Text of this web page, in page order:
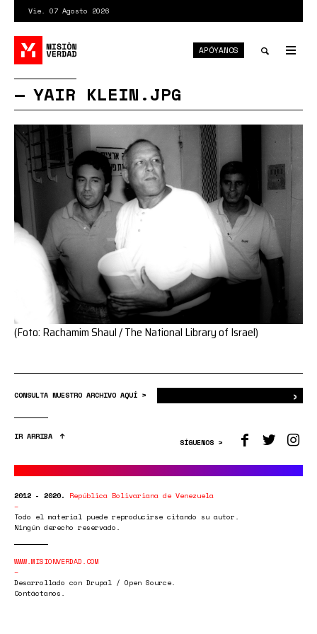
contenido
principal
Vie. 07 Agosto 2026
search
APÓYANOS
YAIR KLEIN.JPG
(Foto: Rachamim Shaul / The National Library of Israel)
CONSULTA NUESTRO ARCHIVO AQUÍ > ›
IR ARRIBA
SÍGUENOS >
2012 - 2020. República Bolivariana de Venezuela
Todo el material puede reproducirse citando su autor.
Ningún derecho reservado.
WWW.MISIONVERDAD.COM
Desarrollado con Drupal / Open Source.
Contáctanos.